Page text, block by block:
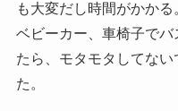
も大変だし時間がかかる
ベビーカー、車椅子で
たら、モタモタしてな
た。